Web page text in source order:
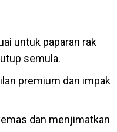
untuk paparan rak
semula.
premium dan impak
dan menjimatkan